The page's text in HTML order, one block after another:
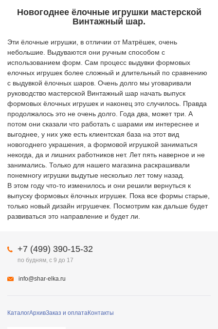
Новогоднее ёлочные игрушки мастерской
Винтажный шар.
Эти ёлочные игрушки, в отличии от Матрёшек, очень
небольшие. Выдуваются они ручным способом с
использованием форм. Сам процесс выдувки формовых
елочных игрушек более сложный и длительный по сравнению
с выдувкой ёлочных шаров. Очень долго мы уговаривали
руководство мастерской Винтажный шар начать выпуск
формовых ёлочных игрушек и наконец это случилось. Правда
продолжалось это не очень долго. Года два, может три. А
потом они сказали что работать с шарами им интереснее и
выгоднее, у них уже есть клиентская база на этот вид
новогоднего украшения, а формовой игрушкой заниматься
некогда, да и лишних работников нет. Лет пять наверное и не
занимались. Только для нашего магазина раскрашивали
понемногу игрушки выдутые несколько лет тому назад.
В этом году что-то изменилось и они решили вернуться к
выпуску формовых ёлочных игрушек. Пока все формы старые,
только новый дизайн игрушечек. Посмотрим как дальше будет
развиваться это направление и будет ли.
КаталогАрхивЗаказ и оплатаКонтакты
+7 (499) 390-15-32
по будням, с 9 до 17
info@shar-elka.ru